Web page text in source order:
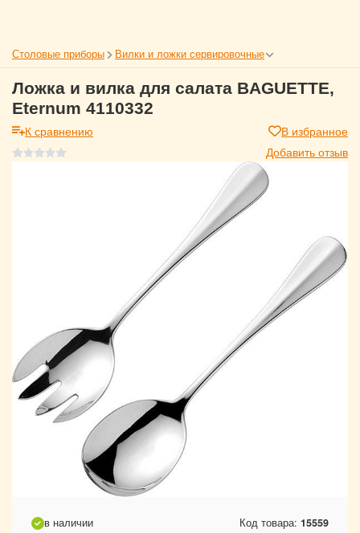
Столовые приборы Вилки и ложки сервировочные
Ложка и вилка для салата BAGUETTE,
Eternum 4110332
К сравнению
В избранное
Добавить отзыв
в наличии Код товара: 15559